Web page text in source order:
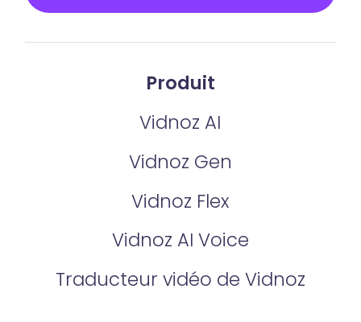
Produit
Vidnoz AI
Vidnoz Gen
Vidnoz Flex
Vidnoz AI Voice
Traducteur vidéo de Vidnoz